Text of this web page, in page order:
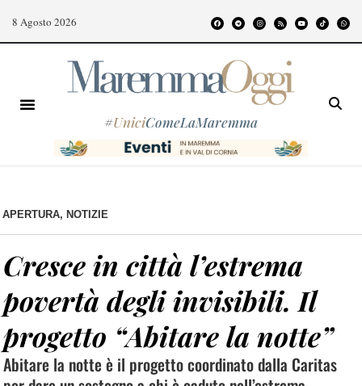
8 Agosto 2026
#UniciComeLaMaremma
APERTURA, NOTIZIE
Cresce in città l’estrema
povertà degli invisibili. Il
progetto “Abitare la notte”
Abitare la notte è il progetto coordinato dalla Caritas